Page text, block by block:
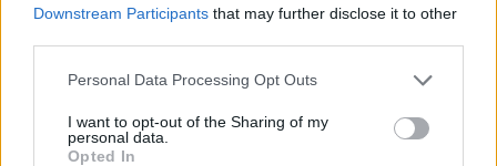
Downstream Participants that may further disclose it to other
Personal Data Processing Opt Outs
I want to opt-out of the Sharing of my
personal data.
Opted In
30.07.2026 - 12:30
Αφιέρωμα «Έγκλημα και Τιμωρία» στο ERTflix με
αληθινές ιστορίες εγκλημάτων